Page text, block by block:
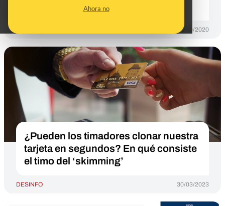
Ahora no
01/10/2020
¿Pueden los timadores clonar nuestra
tarjeta en segundos? En qué consiste
el timo del ‘skimming’
DESINFO 30/03/2023